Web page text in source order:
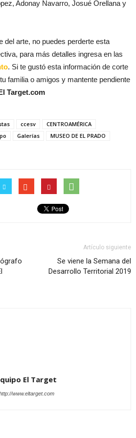
Adonay Navarro, Josué Orellana y
del arte, no puedes perderte esta
para más detalles ingresa en las
. Si te gustó esta información de corte
familia o amigos y mantente pendiente
Target.com
ccesv
CENTROAMÉRICA
Galerías
MUSEO DE EL PRADO
Artículo siguiente
Se viene la Semana del
Desarrollo Territorial 2019
El Target
www.eltarget.com